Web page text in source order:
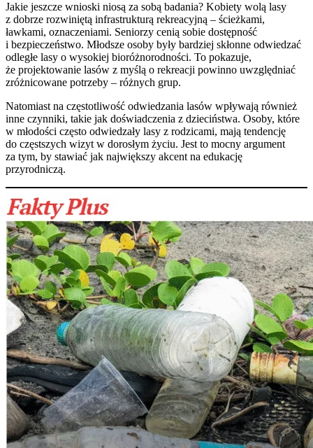
Jakie jeszcze wnioski niosą za sobą badania? Kobiety wolą lasy
z dobrze rozwiniętą infrastrukturą rekreacyjną – ścieżkami,
ławkami, oznaczeniami. Seniorzy cenią sobie dostępność
i bezpieczeństwo. Młodsze osoby były bardziej skłonne odwiedzać
odległe lasy o wysokiej bioróżnorodności. To pokazuje,
że projektowanie lasów z myślą o rekreacji powinno uwzględniać
zróżnicowane potrzeby – różnych grup.
Natomiast na częstotliwość odwiedzania lasów wpływają również
inne czynniki, takie jak doświadczenia z dzieciństwa. Osoby, które
w młodości często odwiedzały lasy z rodzicami, mają tendencję
do częstszych wizyt w dorosłym życiu. Jest to mocny argument
za tym, by stawiać jak największy akcent na edukację
przyrodniczą.